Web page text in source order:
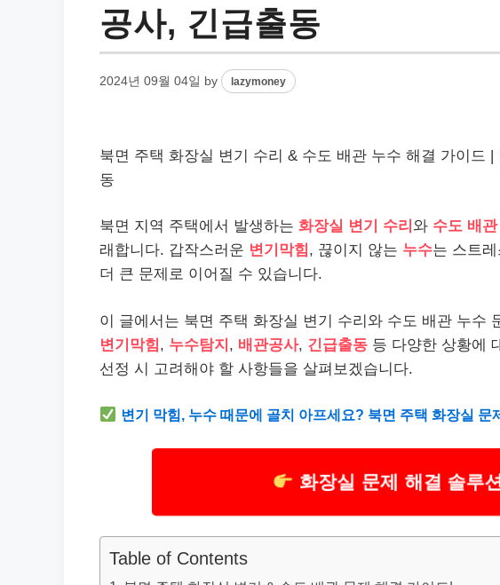
공사, 긴급출동
2024년 09월 04일 by lazymoney
북면 주택 화장실 변기 수리 & 수도 배관 누수 해결 가이드
동
북면 지역 주택에서 발생하는 화장실 변기 수리 와 수도 배
래합니다. 갑작스러운 변기막힘, 끊이지 않는 누수는 스트
더 큰 문제로 이어질 수 있습니다.
이 글에서는 북면 주택 화장실 변기 수리와 수도 배관 누수
변기막힘, 누수탐지 , 배관공사, 긴급출동 등 다양한 상황에
선정 시 고려해야 할 사항들을 살펴보겠습니다.
변기 막힘, 누수 때문에 골치 아프세요? 북면 주택 화장실
화장실 문제 해결 솔루
Table of Contents